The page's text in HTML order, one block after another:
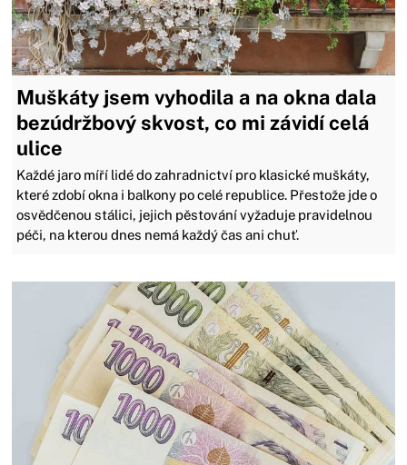
Muškáty jsem vyhodila a na okna dala
bezúdržbový skvost, co mi závidí celá
ulice
Každé jaro míří lidé do zahradnictví pro klasické muškáty,
které zdobí okna i balkony po celé republice. Přestože jde o
osvědčenou stálici, jejich pěstování vyžaduje pravidelnou
péči, na kterou dnes nemá každý čas ani chuť.